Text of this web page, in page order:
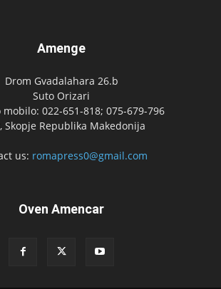
Amenge
Drom Gvadalahara 26.b
Suto Orizari
mobilo: 022-651-818; 075-679-796
Skopje Republika Makedonija
us: romapress0@gmail.com
Oven Amencar